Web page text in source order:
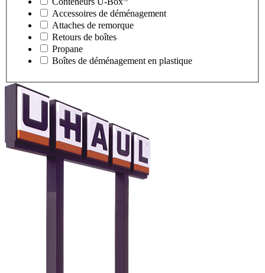
Accessoires de déménagement
Attaches de remorque
Retours de boîtes
Propane
Boîtes de déménagement en plastique